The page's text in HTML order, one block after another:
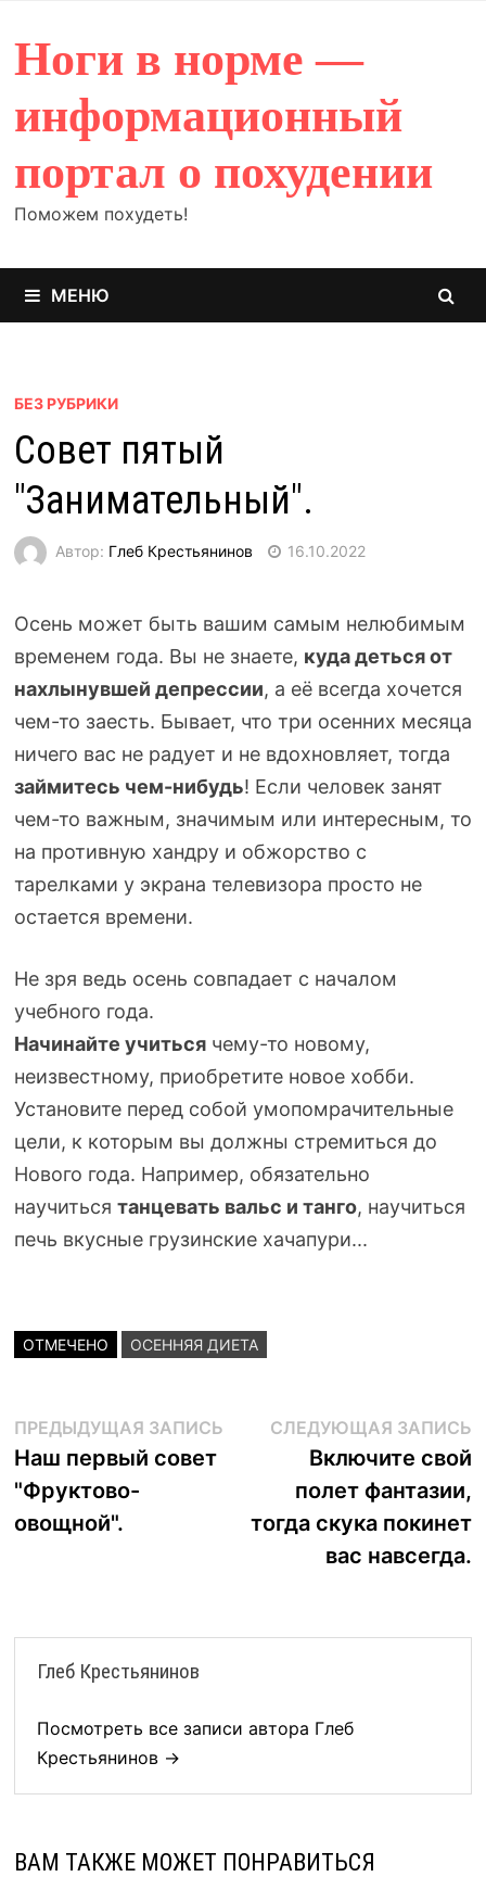
содержимому
Ноги в норме —
информационный
портал о похудении
Поможем похудеть!
МЕНЮ
БЕЗ РУБРИКИ
Совет пятый
"Занимательный".
Автор: Глеб Крестьянинов 16.10.2022
Осень может быть вашим самым нелюбимым
временем года. Вы не знаете, куда деться от
нахлынувшей депрессии, а её всегда хочется
чем-то заесть. Бывает, что три осенних месяца
ничего вас не радует и не вдохновляет, тогда
займитесь чем-нибудь! Если человек занят
чем-то важным, значимым или интересным, то
на противную хандру и обжорство с
тарелками у экрана телевизора просто не
остается времени.
Не зря ведь осень совпадает с началом
учебного года.
Начинайте учиться чему-то новому,
неизвестному, приобретите новое хобби.
Установите перед собой умопомрачительные
цели, к которым вы должны стремиться до
Нового года. Например, обязательно
научиться танцевать вальс и танго, научиться
печь вкусные грузинские хачапури...
ОТМЕЧЕНО ОСЕННЯЯ ДИЕТА
Навигация
по
записям
ПРЕДЫДУЩАЯ ЗАПИСЬПредыдущая
Наш первый совет
"Фруктово-
овощной".
СЛЕДУЮЩАЯ ЗАПИСЬ
Включите свой
полет фантазии,
тогда скука покинет
вас навсегда.
Глеб Крестьянинов
Посмотреть все записи автора Глеб
Крестьянинов →
ВАМ ТАКЖЕ МОЖЕТ ПОНРАВИТЬСЯ